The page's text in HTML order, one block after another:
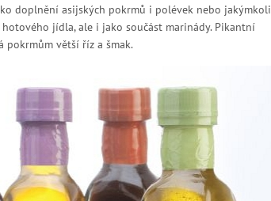
doplnění asijských pokrmů i polévek nebo jakýmkoli
jídla, ale i jako součást marinády. Pikantní
pokrmům větší říz a šmak.